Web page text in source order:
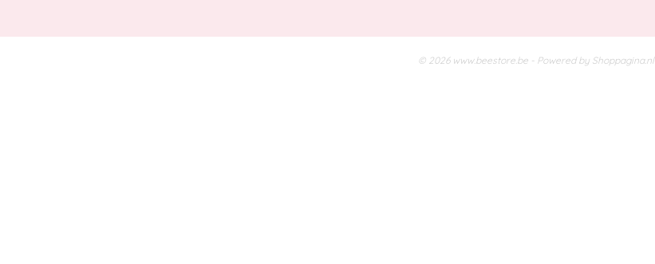
© 2026 www.beestore.be - Powered by Shoppagina.nl